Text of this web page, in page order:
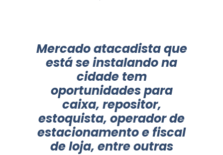
Mercado atacadista que
está se instalando na
cidade tem
oportunidades para
caixa, repositor,
estoquista, operador de
estacionamento e fiscal
de loja, entre outras